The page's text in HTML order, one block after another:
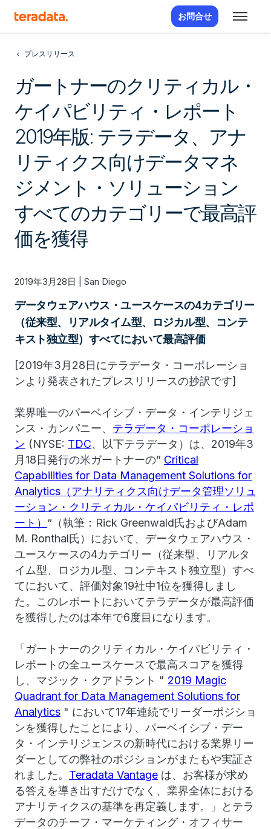
お問合せ
プレスリリース
ガートナーのクリティカル・
ケイパビリティ・レポート
2019年版: テラデータ、アナ
リティクス向けデータマネ
ジメント・ソリューション
すべてのカテゴリーで最高評
価を獲得
2019年3月28日 | San Diego
データウェアハウス・ユースケースの4カテゴリー
（従来型、リアルタイム型、ロジカル型、コンテ
キスト独立型）すべてにおいて最高評価
[2019年3月28日にテラデータ・コーポレーショ
ンより発表されたプレスリリースの抄訳です]
業界唯一のパーベイシブ・データ・インテリジェ
ンス・カンパニー、 テラデータ・コーポレーショ
ン (NYSE: TDC、以下テラデータ）は、2019年3
月18日発行の米ガートナーの” Critical
Capabilities for Data Management Solutions for
Analytics（アナリティクス向けデータ管理ソリュ
ーション・クリティカル・ケイパビリティ・レポ
ート） “（執筆：Rick Greenwald氏およびAdam
M. Ronthal氏）において、データウェアハウス・
ユースケースの4カテゴリー（従来型、リアルタ
イム型、ロジカル型、コンテキスト独立型）すべ
てにおいて、評価対象19社中1位を獲得しまし
た。このレポートにおいてテラデータが最高評価
を獲得したのは本年で6度目になります。
「ガートナーのクリティカル・ケイパビリティ・
レポートの全ユースケースで最高スコアを獲得
し、マジック・クアドラント " 2019 Magic
Quadrant for Data Management Solutions for
Analytics " において17年連続でリーダーポジショ
ンを獲得したことにより、パーベイシブ・デー
タ・インテリジェンスの新時代における業界リー
ダーとしての弊社のポジションがまたもや実証さ
れました。 Teradata Vantage は、お客様が求め
る答えを導き出すだけでなく、業界全体における
アナリティクスの基準を再定義します。」とテラ
データのチーフ・マーケティング・オフィサー